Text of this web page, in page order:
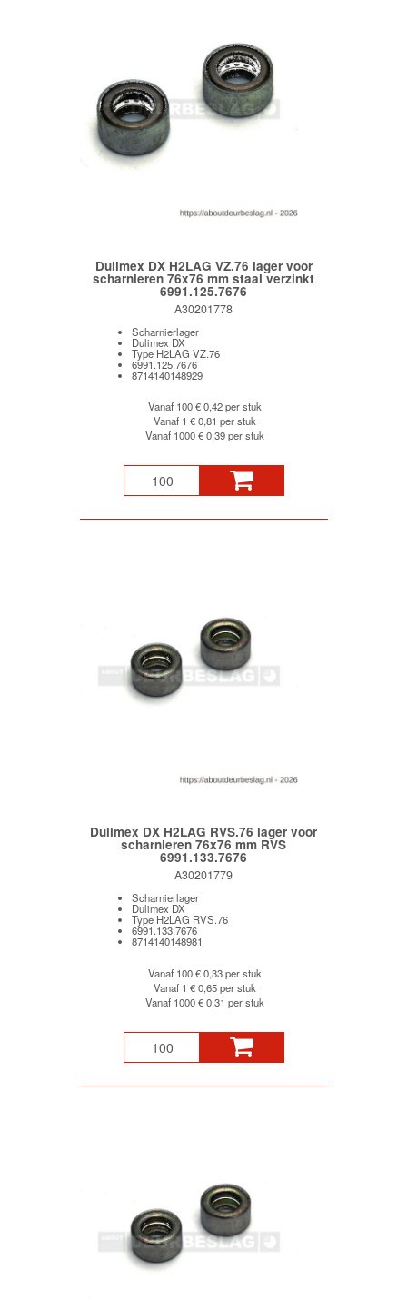
Dulimex DX H2LAG VZ.76 lager voor
scharnieren 76x76 mm staal verzinkt
6991.125.7676
A30201778
Scharnierlager
Dulimex DX
Type H2LAG VZ.76
6991.125.7676
8714140148929
Vanaf 100€ 0,42 per stuk
Vanaf 1 € 0,81 per stuk
Vanaf 1000€ 0,39 per stuk
Dulimex DX H2LAG RVS.76 lager voor
scharnieren 76x76 mm RVS
6991.133.7676
A30201779
Scharnierlager
Dulimex DX
Type H2LAG RVS.76
6991.133.7676
8714140148981
Vanaf 100€ 0,33 per stuk
Vanaf 1 € 0,65 per stuk
Vanaf 1000€ 0,31 per stuk